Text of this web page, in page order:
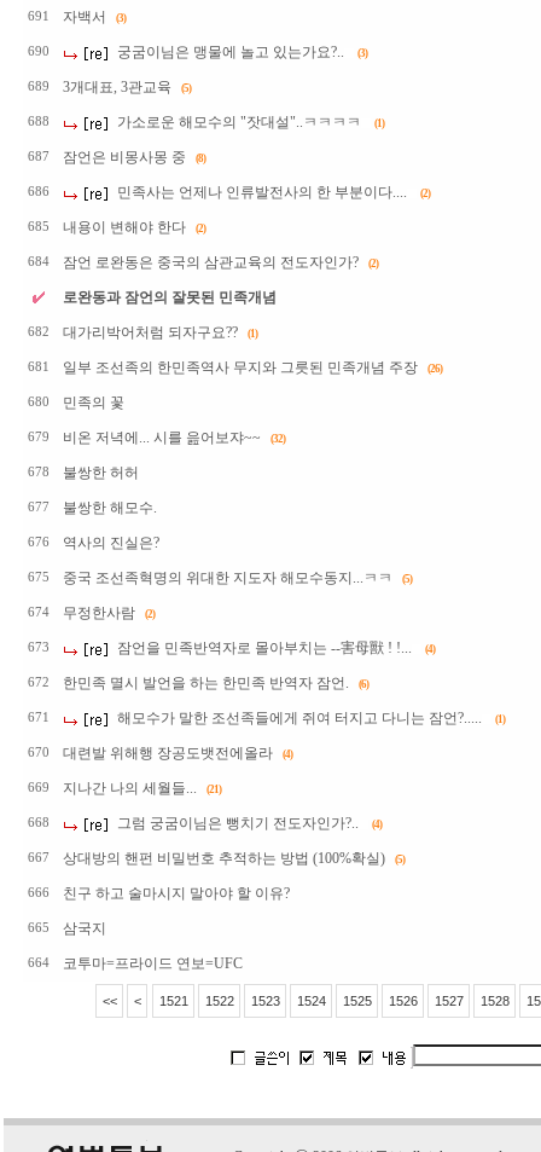
691 자백서 (3)
690 궁굼이님은 맹물에 놀고 있는가요?.. (3)
689 3개대표, 3관교육 (5)
688 가소로운 해모수의 "잣대설"..ㅋㅋㅋㅋ (1)
687 잠언은 비몽사몽 중 (8)
686 민족사는 언제나 인류발전사의 한 부분이다.... (2)
685 내용이 변해야 한다 (2)
684 잠언 로완동은 중국의 삼관교육의 전도자인가? (2)
로완동과 잠언의 잘못된 민족개념
682 대가리박어처럼 되자구요?? (1)
681 일부 조선족의 한민족역사 무지와 그릇된 민족개념 주장 (26)
680 민족의 꽃
679 비온 저녁에... 시를 읊어보쟈~~ (32)
678 불쌍한 허허
677 불쌍한 해모수.
676 역사의 진실은?
675 중국 조선족혁명의 위대한 지도자 해모수동지...ㅋㅋ (5)
674 무정한사람 (2)
673 잠언을 민족반역자로 몰아부치는 --害母獸 ! !... (4)
672 한민족 멸시 발언을 하는 한민족 반역자 잠언. (6)
671 해모수가 말한 조선족들에게 쥐여 터지고 다니는 잠언?..... (1)
670 대련발 위해행 장공도뱃전에올라 (4)
669 지나간 나의 세월들... (21)
668 그럼 궁굼이님은 뻥치기 전도자인가?.. (4)
667 상대방의 핸펀 비밀번호 추적하는 방법 (100%확실) (5)
666 친구 하고 술마시지 말아야 할 이유?
665 삼국지
664 코투마=프라이드 연보=UFC
<< < 1521 1522 1523 1524 1525 1526 1527 1528